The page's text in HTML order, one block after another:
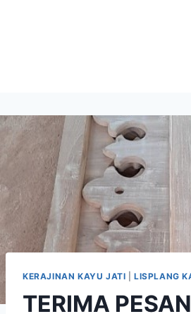
KERAJINAN KAYU JATI |LISPLANG
TERIMA